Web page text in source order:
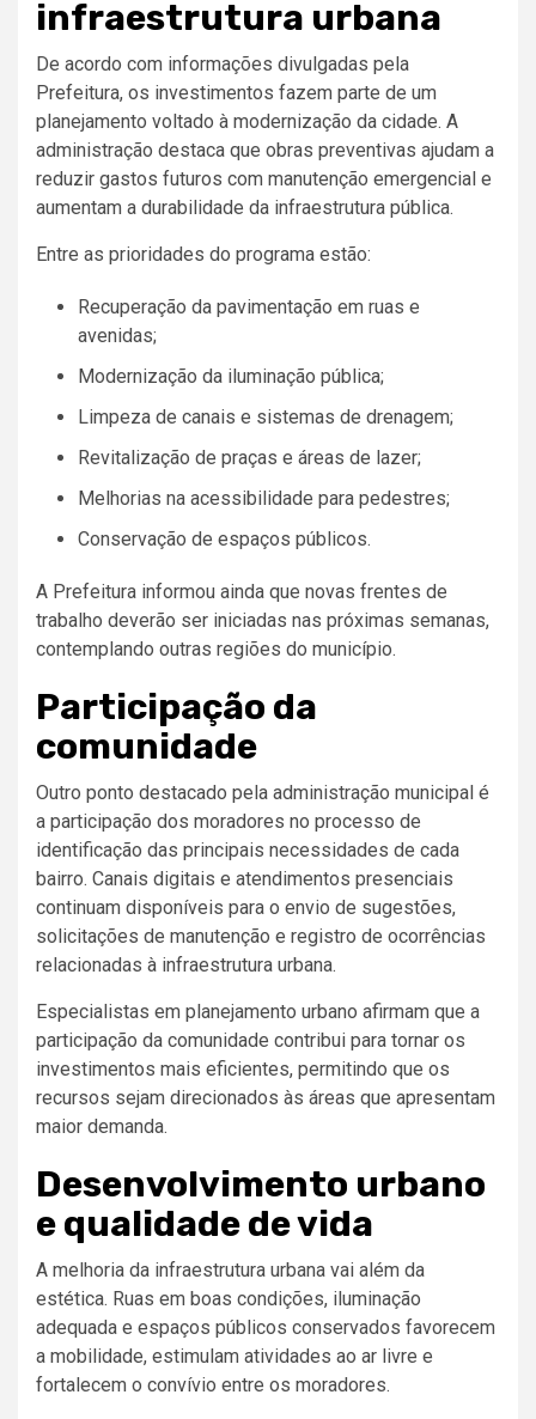
infraestrutura urbana
De acordo com informações divulgadas pela
Prefeitura, os investimentos fazem parte de um
planejamento voltado à modernização da cidade. A
administração destaca que obras preventivas ajudam a
reduzir gastos futuros com manutenção emergencial e
aumentam a durabilidade da infraestrutura pública.
Entre as prioridades do programa estão:
Recuperação da pavimentação em ruas e
avenidas;
Modernização da iluminação pública;
Limpeza de canais e sistemas de drenagem;
Revitalização de praças e áreas de lazer;
Melhorias na acessibilidade para pedestres;
Conservação de espaços públicos.
A Prefeitura informou ainda que novas frentes de
trabalho deverão ser iniciadas nas próximas semanas,
contemplando outras regiões do município.
Participação da
comunidade
Outro ponto destacado pela administração municipal é
a participação dos moradores no processo de
identificação das principais necessidades de cada
bairro. Canais digitais e atendimentos presenciais
continuam disponíveis para o envio de sugestões,
solicitações de manutenção e registro de ocorrências
relacionadas à infraestrutura urbana.
Especialistas em planejamento urbano afirmam que a
participação da comunidade contribui para tornar os
investimentos mais eficientes, permitindo que os
recursos sejam direcionados às áreas que apresentam
maior demanda.
Desenvolvimento urbano
e qualidade de vida
A melhoria da infraestrutura urbana vai além da
estética. Ruas em boas condições, iluminação
adequada e espaços públicos conservados favorecem
a mobilidade, estimulam atividades ao ar livre e
fortalecem o convívio entre os moradores.